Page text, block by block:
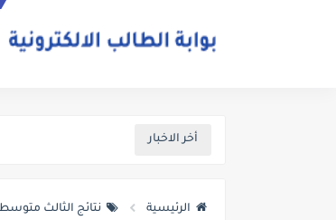
أخر الاخبار
الرئيسية نتائج الثالث متوسط